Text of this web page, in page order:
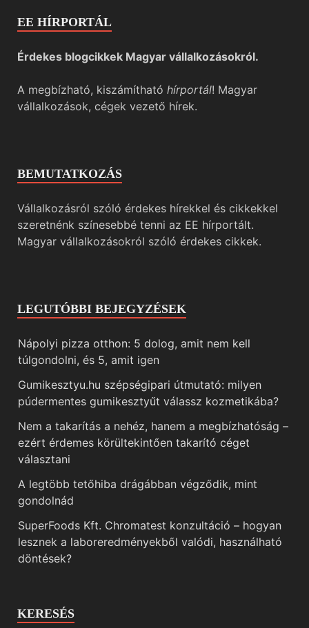
EE HÍRPORTÁL
Érdekes blogcikkek Magyar vállalkozásokról.
A megbízható, kiszámítható hírportál! Magyar
vállalkozások, cégek vezető hírek.
BEMUTATKOZÁS
Vállalkozásról szóló érdekes hírekkel és cikkekkel
szeretnénk színesebbé tenni az EE hírportált.
Magyar vállalkozásokról szóló érdekes cikkek.
LEGUTÓBBI BEJEGYZÉSEK
Nápolyi pizza otthon: 5 dolog, amit nem kell
túlgondolni, és 5, amit igen
Gumikesztyu.hu szépségipari útmutató: milyen
púdermentes gumikesztyűt válassz kozmetikába?
Nem a takarítás a nehéz, hanem a megbízhatóság –
ezért érdemes körültekintően takarító céget
választani
A legtöbb tetőhiba drágábban végződik, mint
gondolnád
SuperFoods Kft. Chromatest konzultáció – hogyan
lesznek a laboreredményekből valódi, használható
döntések?
KERESÉS